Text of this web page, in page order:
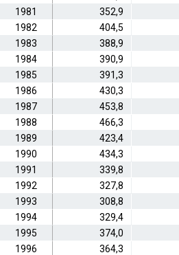
1981
352,9
1982
404,5
1983
388,9
1984
390,9
1985
391,3
1986
430,3
1987
453,8
1988
466,3
1989
423,4
1990
434,3
1991
339,8
1992
327,8
1993
308,8
1994
329,4
1995
374,0
1996
364,3